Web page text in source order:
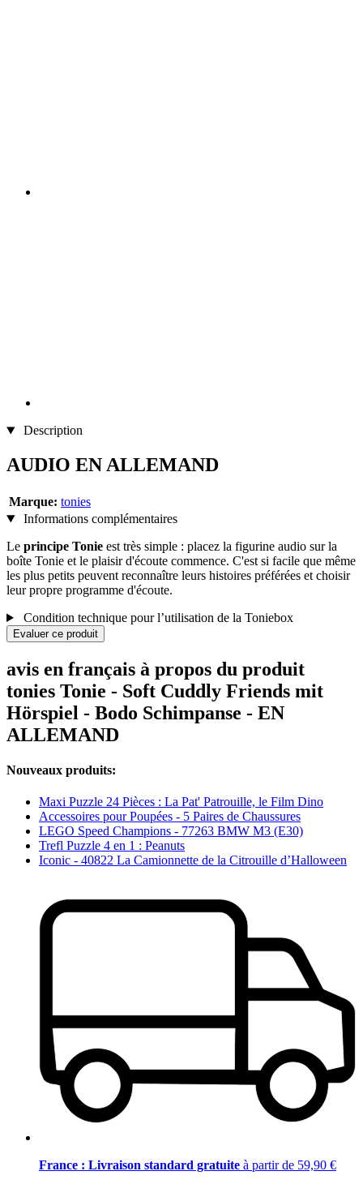
Description
AUDIO EN ALLEMAND
Marque: tonies
Informations complémentaires
Le principe Tonie est très simple : placez la figurine audio sur la
boîte Tonie et le plaisir d'écoute commence. C'est si facile que même
les plus petits peuvent reconnaître leurs histoires préférées et choisir
leur propre programme d'écoute.
Condition technique pour l’utilisation de la Toniebox
Evaluer ce produit
avis en français à propos du produit
tonies Tonie - Soft Cuddly Friends mit
Hörspiel - Bodo Schimpanse - EN
ALLEMAND
Nouveaux produits:
Maxi Puzzle 24 Pièces : La Pat' Patrouille, le Film Dino
Accessoires pour Poupées - 5 Paires de Chaussures
LEGO Speed Champions - 77263 BMW M3 (E30)
Trefl Puzzle 4 en 1 : Peanuts
Iconic - 40822 La Camionnette de la Citrouille d’Halloween
France : Livraison standard gratuite à partir de 59,90 €